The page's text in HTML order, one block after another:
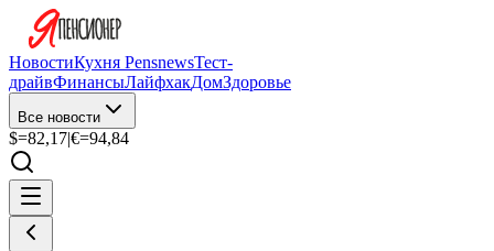
НовостиКухня PensnewsТест-
драйвФинансыЛайфхакДомЗдоровье
Все новости
$=82,17|€=94,84